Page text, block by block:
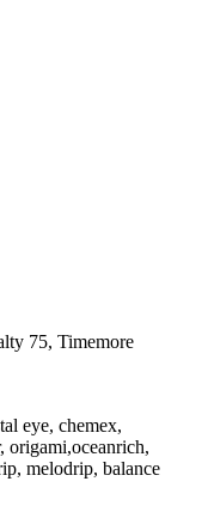
75, Timemore
eye, chemex,
origami,oceanrich,
melodrip, balance